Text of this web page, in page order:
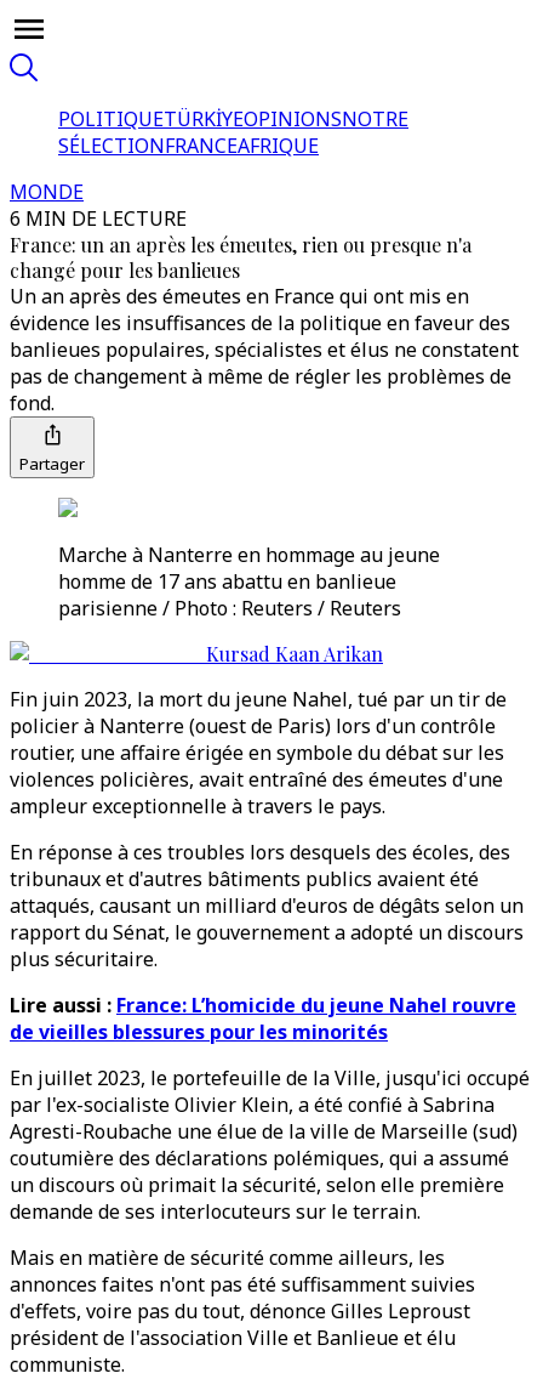
POLITIQUETÜRKİYEOPINIONSNOTRE
SÉLECTIONFRANCEAFRIQUE
MONDE
6 MIN DE LECTURE
France: un an après les émeutes, rien ou presque n'a
changé pour les banlieues
Un an après des émeutes en France qui ont mis en
évidence les insuffisances de la politique en faveur des
banlieues populaires, spécialistes et élus ne constatent
pas de changement à même de régler les problèmes de
fond.
Partager
Marche à Nanterre en hommage au jeune
homme de 17 ans abattu en banlieue
parisienne / Photo : Reuters / Reuters
Kursad Kaan Arikan
Fin juin 2023, la mort du jeune Nahel, tué par un tir de
policier à Nanterre (ouest de Paris) lors d'un contrôle
routier, une affaire érigée en symbole du débat sur les
violences policières, avait entraîné des émeutes d'une
ampleur exceptionnelle à travers le pays.
En réponse à ces troubles lors desquels des écoles, des
tribunaux et d'autres bâtiments publics avaient été
attaqués, causant un milliard d'euros de dégâts selon un
rapport du Sénat, le gouvernement a adopté un discours
plus sécuritaire.
Lire aussi : France: L’homicide du jeune Nahel rouvre
de vieilles blessures pour les minorités
En juillet 2023, le portefeuille de la Ville, jusqu'ici occupé
par l'ex-socialiste Olivier Klein, a été confié à Sabrina
Agresti-Roubache une élue de la ville de Marseille (sud)
coutumière des déclarations polémiques, qui a assumé
un discours où primait la sécurité, selon elle première
demande de ses interlocuteurs sur le terrain.
Mais en matière de sécurité comme ailleurs, les
annonces faites n'ont pas été suffisamment suivies
d'effets, voire pas du tout, dénonce Gilles Leproust
président de l'association Ville et Banlieue et élu
communiste.